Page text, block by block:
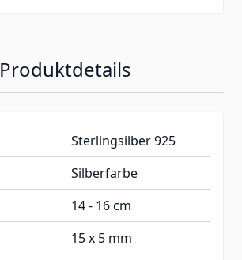
Produktdetails
Sterlingsilber 925
Silberfarbe
14 - 16 cm
15 x 5 mm